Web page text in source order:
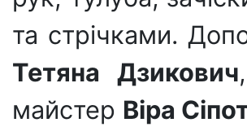
та стрічками.
Тетяна Дзикович
майстер Віра